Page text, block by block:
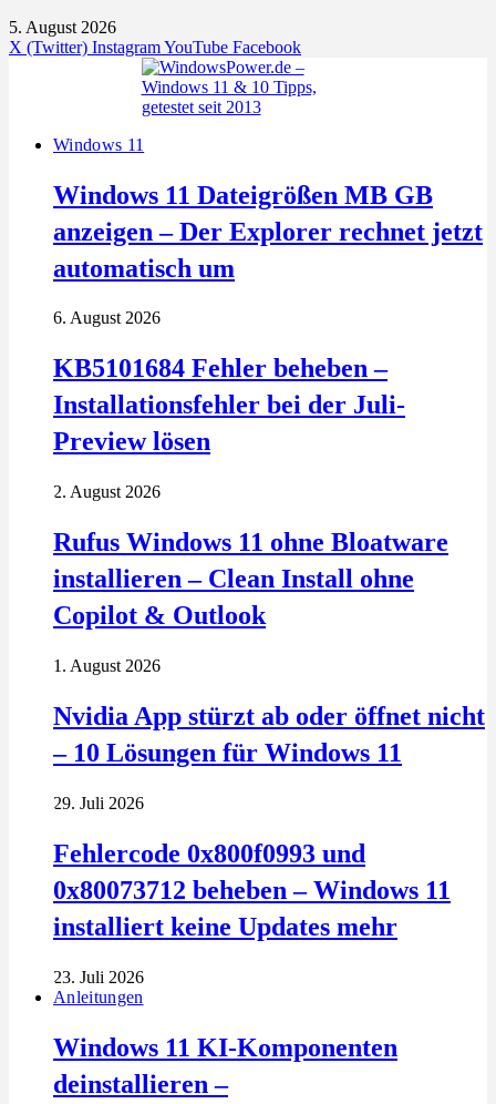
5. August 2026
X (Twitter) InstagramYouTube Facebook
Windows 11
Windows 11 Dateigrößen MB GB
anzeigen – Der Explorer rechnet jetzt
automatisch um
6. August 2026
KB5101684 Fehler beheben –
Installationsfehler bei der Juli-
Preview lösen
2. August 2026
Rufus Windows 11 ohne Bloatware
installieren – Clean Install ohne
Copilot & Outlook
1. August 2026
Nvidia App stürzt ab oder öffnet nicht
– 10 Lösungen für Windows 11
29. Juli 2026
Fehlercode 0x800f0993 und
0x80073712 beheben – Windows 11
installiert keine Updates mehr
23. Juli 2026
Anleitungen
Windows 11 KI-Komponenten
deinstallieren –